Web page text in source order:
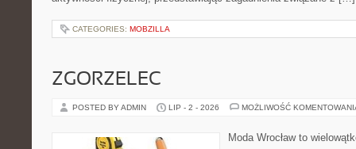
CATEGORIES: MOBZILLA
ZGORZELEC
POSTED BY ADMIN LIP - 2 - 2026 MOŻLIWOŚĆ
Moda Wrocław to